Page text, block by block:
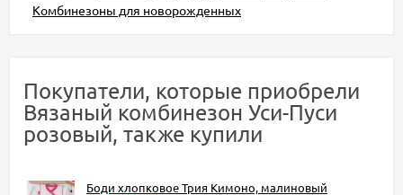
Комбинезоны для новорожденных
Покупатели, которые приобрели
Вязаный комбинезон Уси-Пуси
розовый, также купили
Боди хлопковое Трия Кимоно, малиновый